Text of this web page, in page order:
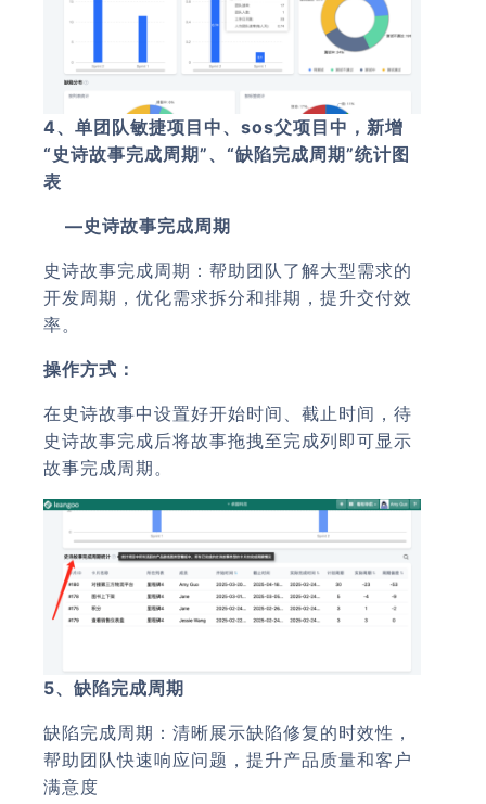
4、单团队敏捷项目中、sos父项目中，新增
“史诗故事完成周期”、“缺陷完成周期”统计图
表
—史诗故事完成周期
史诗故事完成周期：帮助团队了解大型需求的
开发周期，优化需求拆分和排期，提升交付效
率。
操作方式：
在史诗故事中设置好开始时间、截止时间，待
史诗故事完成后将故事拖拽至完成列即可显示
故事完成周期。
5、缺陷完成周期
缺陷完成周期：清晰展示缺陷修复的时效性，
帮助团队快速响应问题，提升产品质量和客户
满意度